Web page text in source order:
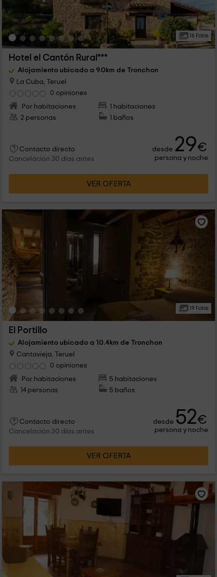
16 Fotos
Hotel el Cantón Rural***
Alojamiento ubicado a 9.0km de Tronchon
La Cuba, Teruel
0 opiniones
Por habitaciones
1 habitaciones
2 personas
1 baños
Contacto directo
Cancelación 30 días antes
desde 29€
persona y noche
VER OFERTA
19 Fotos
El Portillo
Alojamiento ubicado a 10.4km de Tronchon
Cantavieja, Teruel
0 opiniones
Por habitaciones
5 habitaciones
14 personas
5 baños
Contacto directo
Cancelación 30 días antes
desde 52€
persona y noche
VER OFERTA